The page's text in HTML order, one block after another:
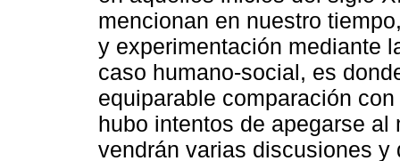
mencionan en nuestro
y experimentación mediante
caso humano-social, es
equiparable comparación
hubo intentos de apegarse
vendrán varias discusiones